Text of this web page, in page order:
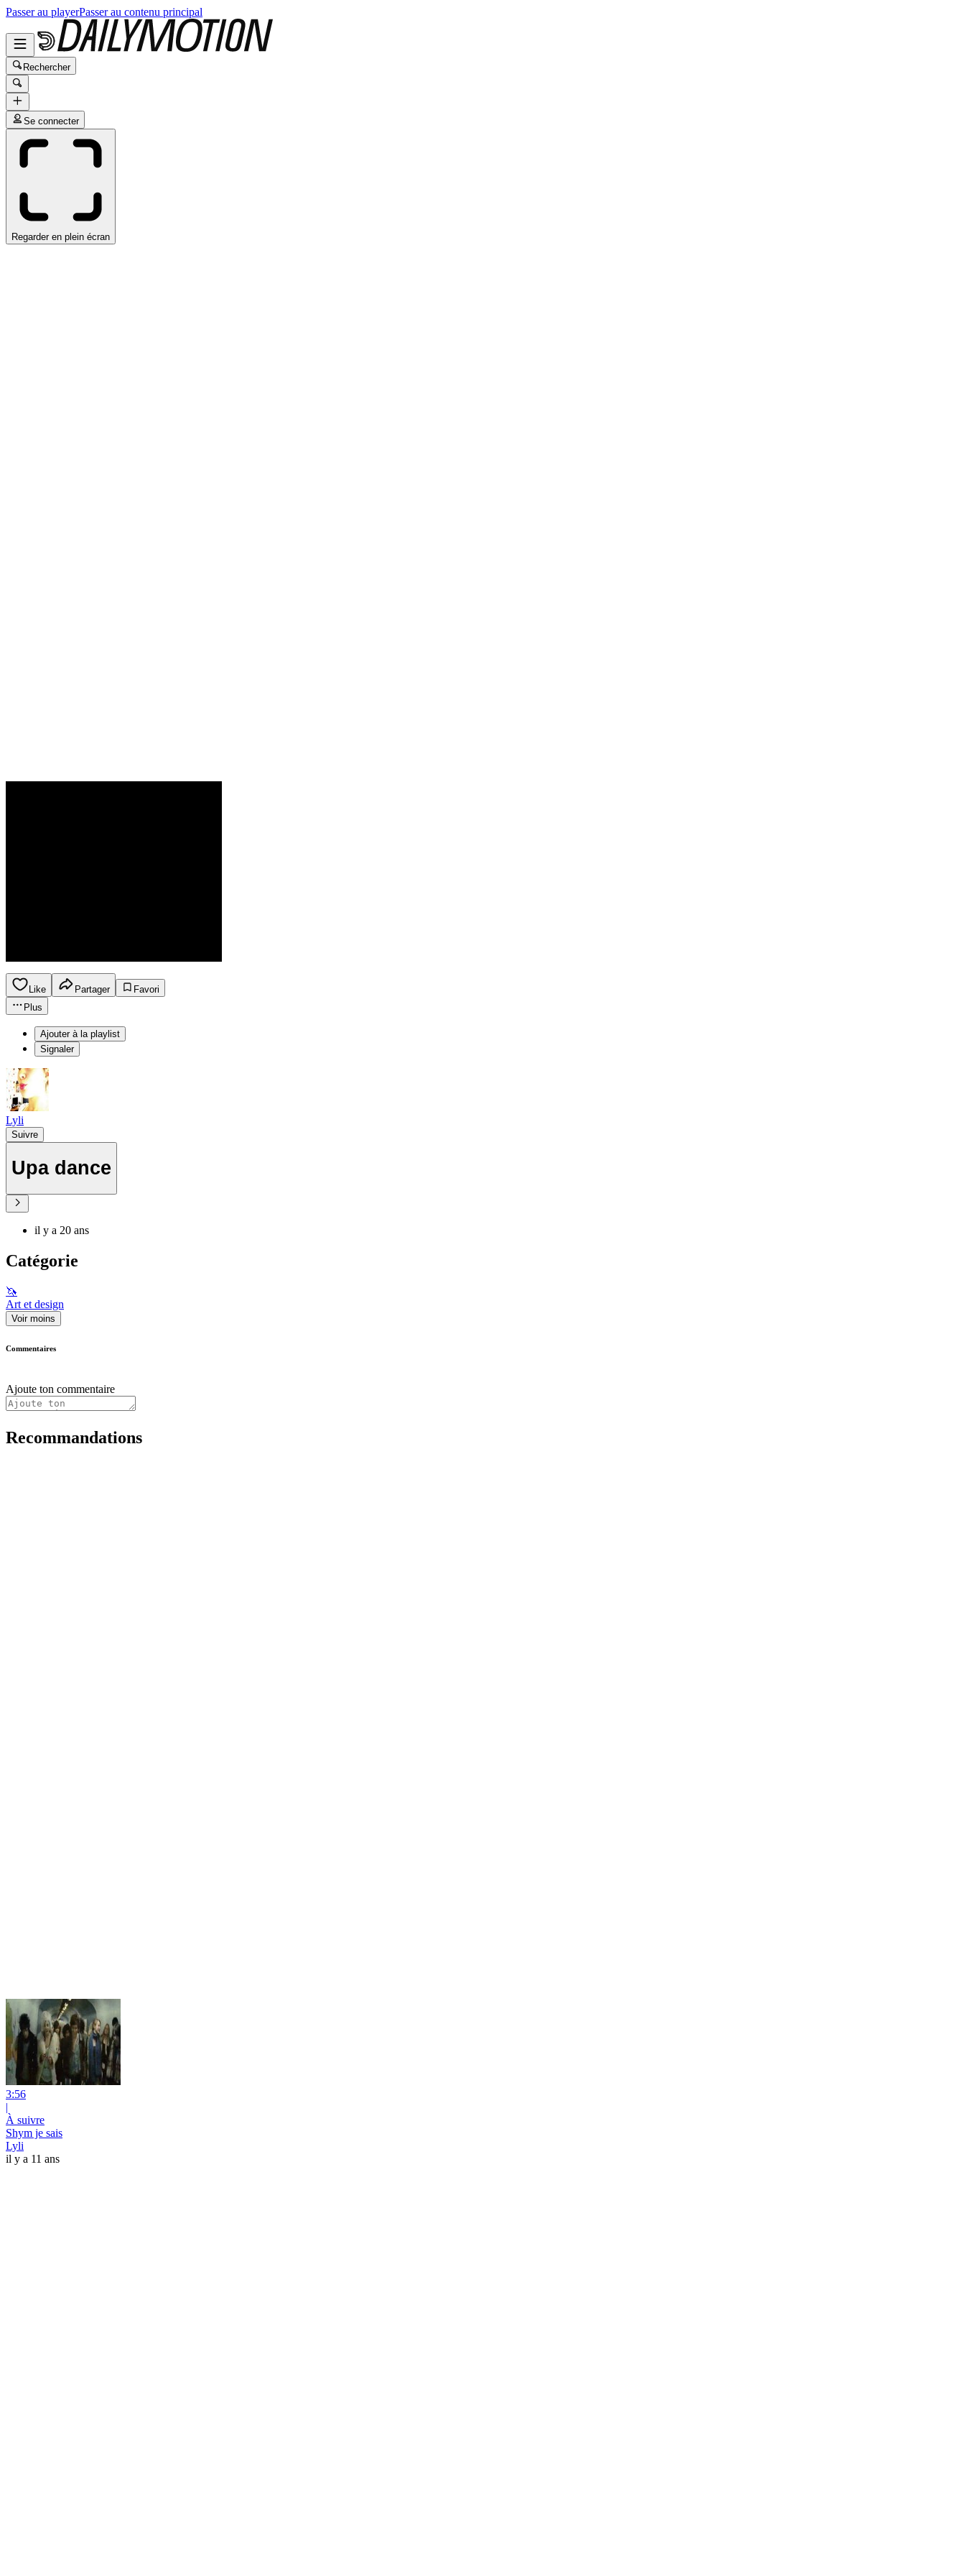
Passer au playerPasser au contenu principal
Rechercher
Se connecter
Regarder en plein écran
Like Partager
Favori
Plus
Ajouter à la playlist
Signaler
Lyli
Suivre
Upa dance
il y a 20 ans
Catégorie
🦄
Art et design
Voir moins
Commentaires
Ajoute ton commentaire
Recommandations
3:56
|
À suivre
Shym je sais
Lyli
il y a 11 ans